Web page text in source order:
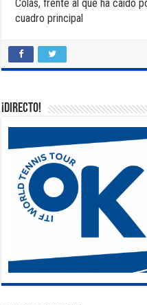
Colás, frente al que ha caído
cuadro principal
¡DIRECTO!